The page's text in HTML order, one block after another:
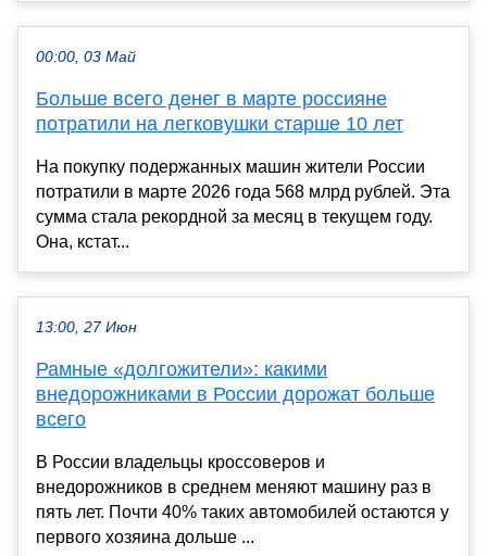
00:00, 03 Май
Больше всего денег в марте россияне
потратили на легковушки старше 10 лет
На покупку подержанных машин жители России
потратили в марте 2026 года 568 млрд рублей. Эта
сумма стала рекордной за месяц в текущем году.
Она, кстат...
13:00, 27 Июн
Рамные «долгожители»: какими
внедорожниками в России дорожат больше
всего
В России владельцы кроссоверов и
внедорожников в среднем меняют машину раз в
пять лет. Почти 40% таких автомобилей остаются у
первого хозяина дольше ...